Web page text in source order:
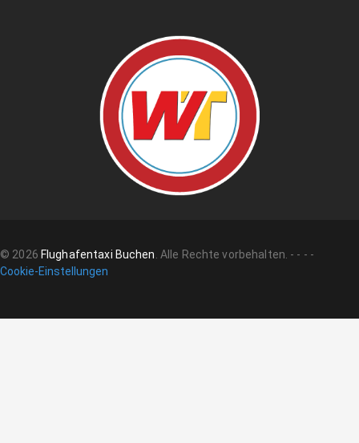
© 2026 Flughafentaxi Buchen. Alle Rechte vorbehalten. - - - -
Cookie-Einstellungen